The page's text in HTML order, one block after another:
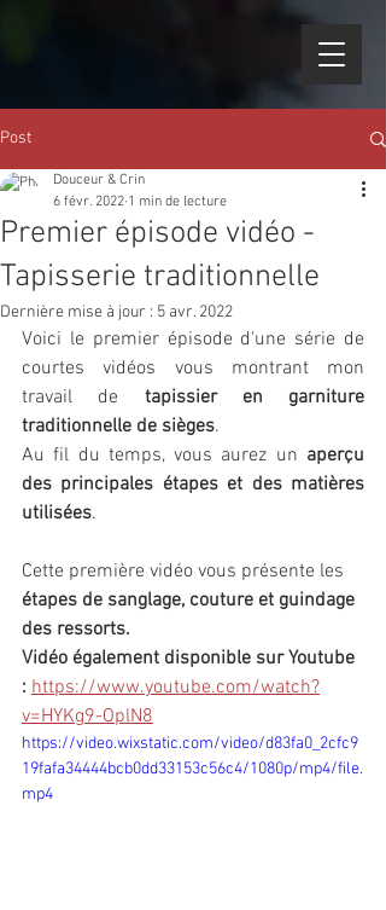
Post
Premier épisode vidéo -
Tapisserie traditionnelle
Douceur & Crin
6 févr. 2022 1 min de lecture
Dernière mise à jour : 5 avr. 2022
Voici le premier épisode d'une série de
courtes vidéos vous montrant mon
travail de tapissier en garniture
traditionnelle de sièges.
Au fil du temps, vous aurez un aperçu
des principales étapes et des matières
utilisées.
Cette première vidéo vous présente les
étapes de sanglage, couture et guindage
des ressorts.
Vidéo également disponible sur Youtube
: https://www.youtube.com/watch?
v=HYKg9-OplN8
https://video.wixstatic.com/video/d83fa0_2cfc9
19fafa34444bcb0dd33153c56c4/1080p/mp4/file.
mp4